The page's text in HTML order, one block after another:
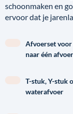
schoonmaken en
ervoor dat je
Afvoerset voor
naar één
T-stuk, Y-stuk
waterafvoer